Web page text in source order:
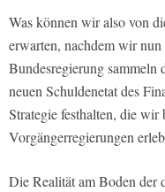
Was können wir also von
erwarten, nachdem wir
Bundesregierung sammeln
neuen Schuldenetat des
Strategie festhalten, die wir
Vorgängerregierungen
Die Realität am Boden der